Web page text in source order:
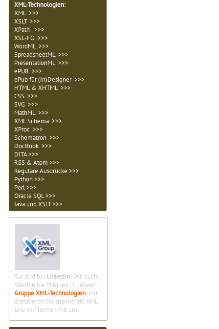
XML-Technologien:
XML >>>
XSLT >>>
XPath >>>
XSL-FO >>>
WordML >>>
SpreadsheetML >>>
PresentationML >>>
ePUB >>>
ePub für (In)Designer >>>
HTML & XHTML >>>
CSS >>>
SVG >>>
MathML >>>
XML Schema >>>
XProc >>>
Schematron >>>
DocBook >>>
DITA >>>
RSS & Atom >>>
Reguläre Ausdrücke >>>
Python >>>
Perl >>>
Oracle SQL >>>
Java und XSLT >>>
Sie sind bei LinkedIn? Wir auch.
Werden Sie Mitglied in unserer
Gruppe XML-Technologien und
diskutieren Sie spannende XML-
und KI-Themen mit uns!